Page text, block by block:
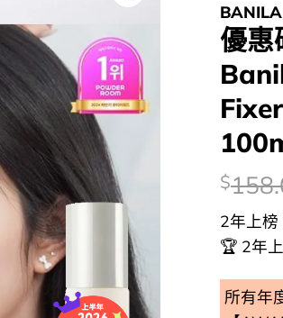
優
價
錢：
$
2年上
🏆 2年
所有年